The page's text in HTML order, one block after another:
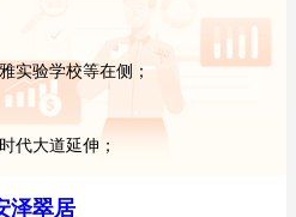
实验学校等在侧；
代大道延伸；
泽翠居